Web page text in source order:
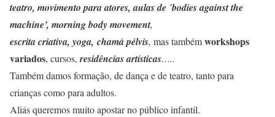
teatro, movimento para atores, aulas de ´bodies against the
machine’, morning body movement,
escrita criativa, yoga, chamá pélvis, mas tambémworkshops
variados, cursos, residências artísticas…..
Também damos formação, de dança e de teatro, tanto para
crianças como para adultos.
Aliás queremos muito apostar no público infantil.